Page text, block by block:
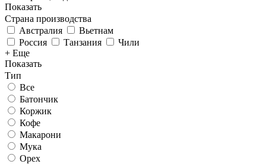
Показать
Страна производства
Австралия
Вьетнам
Россия
Танзания
Чили
+ Еще
Показать
Тип
Все
Батончик
Коржик
Кофе
Макарони
Мука
Орех